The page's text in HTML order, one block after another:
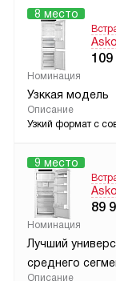
8 место
109
Номинация
Узккая модель
Описание
Узкий формат с
9 место
89
Номинация
Лучший
среднего
Описание